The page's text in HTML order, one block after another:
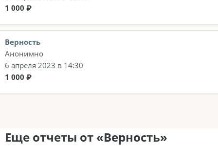
1 000 ₽
Верность
Анонимно
6 апреля 2023 в 14:30
1 000 ₽
Еще отчеты от «Верность»